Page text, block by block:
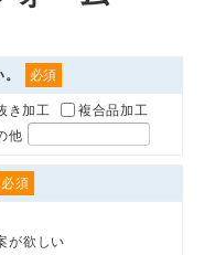
。 必須
き加工
複合品加工
他
必須
が欲しい